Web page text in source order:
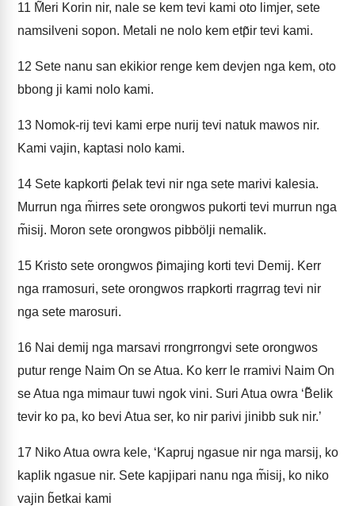
11 M̃eri Korin nir, nale se kem tevi kami oto limjer, sete
namsilveni sopon. Metali ne nolo kem etp̃ir tevi kami.
12 Sete nanu san ekikior renge kem devjen nga kem, oto
bbong ji kami nolo kami.
13 Nomok-rij tevi kami erpe nurij tevi natuk mawos nir.
Kami vajin, kaptasi nolo kami.
14 Sete kapkorti p̃elak tevi nir nga sete marivi kalesia.
Murrun nga m̃irres sete orongwos pukorti tevi murrun nga
m̃isij. Moron sete orongwos pibbölji nemalik.
15 Kristo sete orongwos p̃imajing korti tevi Demij. Kerr
nga rramosuri, sete orongwos rrapkorti rragrrag tevi nir
nga sete marosuri.
16 Nai demij nga marsavi rrongrrongvi sete orongwos
putur renge Naim On se Atua. Ko kerr le rramivi Naim On
se Atua nga mimaur tuwi ngok vini. Suri Atua owra ‘B̃elik
tevir ko pa, ko bevi Atua ser, ko nir parivi jinibb suk nir.’
17 Niko Atua owra kele, ‘Kapruj ngasue nir nga marsij, ko
kaplik ngasue nir. Sete kapjipari nanu nga m̃isij, ko niko
vajin b̃etkai kami